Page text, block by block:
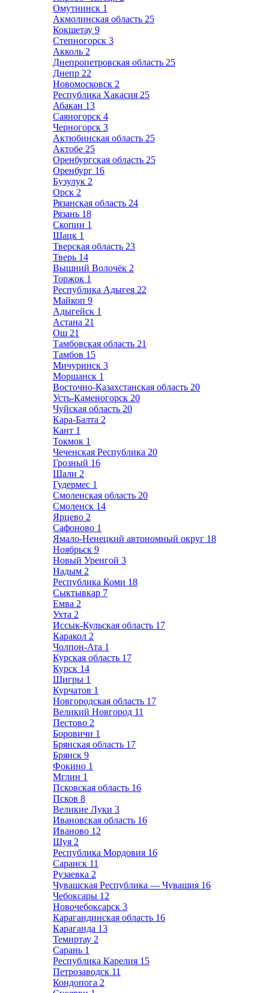
Омутнинск 1
Акмолинская область 25
Кокшетау 9
Степногорск 3
Акколь 2
Днепропетровская область 25
Днепр 22
Новомосковск 2
Республика Хакасия 25
Абакан 13
Саяногорск 4
Черногорск 3
Актюбинская область 25
Актобе 25
Оренбургская область 25
Оренбург 16
Бузулук 2
Орск 2
Рязанская область 24
Рязань 18
Скопин 1
Шацк 1
Тверская область 23
Тверь 14
Вышний Волочёк 2
Торжок 1
Республика Адыгея 22
Майкоп 9
Адыгейск 1
Астана 21
Ош 21
Тамбовская область 21
Тамбов 15
Мичуринск 3
Моршанск 1
Восточно-Казахстанская область 20
Усть-Каменогорск 20
Чуйская область 20
Кара-Балта 2
Кант 1
Токмок 1
Чеченская Республика 20
Грозный 16
Шали 2
Гудермес 1
Смоленская область 20
Смоленск 14
Ярцево 2
Сафоново 1
Ямало-Ненецкий автономный округ 18
Ноябрьск 9
Новый Уренгой 3
Надым 2
Республика Коми 18
Сыктывкар 7
Емва 2
Ухта 2
Иссык-Кульская область 17
Каракол 2
Чолпон-Ата 1
Курская область 17
Курск 14
Щигры 1
Курчатов 1
Новгородская область 17
Великий Новгород 11
Пестово 2
Боровичи 1
Брянская область 17
Брянск 9
Фокино 1
Мглин 1
Псковская область 16
Псков 8
Великие Луки 3
Ивановская область 16
Иваново 12
Шуя 2
Республика Мордовия 16
Саранск 11
Рузаевка 2
Чувашская Республика — Чувашия 16
Чебоксары 12
Новочебоксарск 3
Карагандинская область 16
Караганда 13
Темиртау 2
Сарань 1
Республика Карелия 15
Петрозаводск 11
Кондопога 2